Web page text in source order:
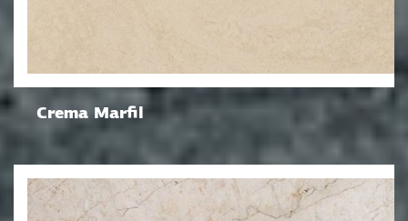
Crema Marfil